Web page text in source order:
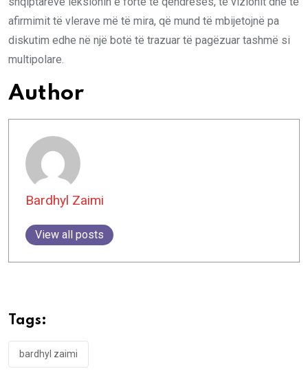
afirmimit të vlerave më të mira, që mund të mbijetojnë pa
diskutim edhe në një botë të trazuar të pagëzuar tashmë si
multipolare.
Author
Bardhyl Zaimi
View all posts
Tags:
bardhyl zaimi